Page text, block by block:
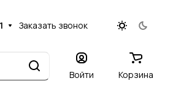
Заказать звонок
Войти Корзина